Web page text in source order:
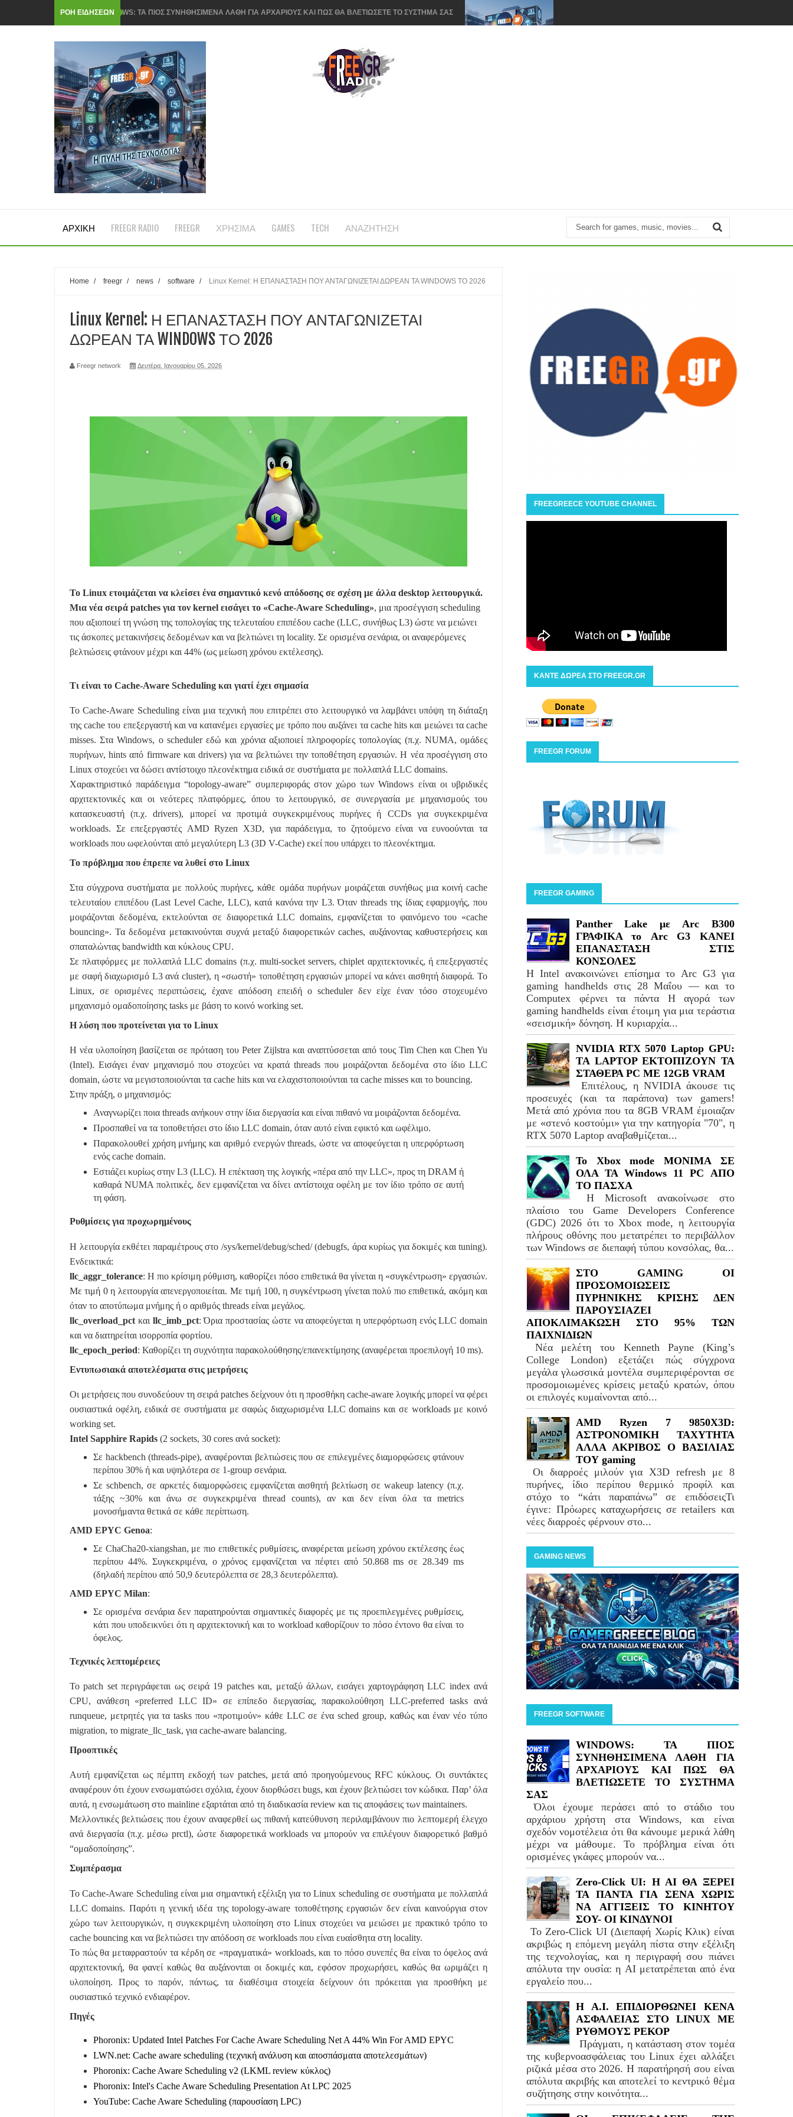
ΡΟΗ ΕΙΔΗΣΕΩΝTA FAKE NEWS ΣΤΟ ΔΙΑΔΙΚΤΥΟ ΚΟΙΝΟΠΟΙΟΥΝΤΑΙ ΑΠΟ ΧΡΗΣΤΕΣ-ΕΜΠΙΣΤΑ ΜΟΝΟ ΑΞΙΟΠΙΣΤΑ SITE
ΕΛΛΑΔΑ
FREEGR TIPS: ΑΦΙΑΙΡΕΣΤΕ ΤΙΣ ΑΧΡΗΣΤΕΣ ΕΦΑΡΜΟΓΕΣ ΣΤΟ ΚΙΝΗΤΟ ΓΙΑ ΝΑ ΓΙΝΕΙ ΠΙΟ ΓΡΗΓΟΡΟ
ΤΟ ΜΕΓΕΘΟΣ ΜΕΤΡΑΕΙ ΣΤΑ SMARTPHONES ΓΙΑ ΕΛΛΗΝΕΣ ΚΑΙ ΕΥΡΩΠΑΙΟΥΣ ΤΕΛΙΚΑ
Cloud έΕΝΑΝΤΙΟΝ offline:ΓΙΑΤΙ ΣΥΝΔΥΑΖΟΝΤΑΙ ΕΥΚΟΛΟΓΙΑ ΠΡΟΣΒΑΣΗΣ ΚΑΙ ΑΣΦΑΛΕΙΑ
Το Facebook ΣΚΕΦΤΕΤΑΙ ΤΟ ΕΝΔΕΧΟΜΕΝΟ ΝΑ ΜΕΤΑΤΡΑΠΕΙ ΣΕ … TikTok
ΠΩΣ ΜΠΟΡΟΥΝ ΝΑ ΚΛΕΨΟΥΝ ΤΗΝ ΤΑΥΤΟΤΗΤΑ ΤΟΥ ΠΑΙΔΙΟΥ ΣΑΣ ΣΕ GAMES ON LINE
Το Wi-Fi extender ΜΠΟΡΕΙ ΝΑ ΚΑΝΕΙ ΤΟ ΔΙΚΤΥΟ ΣΟΥ ΠΙΟ ΑΡΓΟ ΚΑΙ ΠΩΣ ΘΑ ΤΟ ΒΕΛΤΙΩΣΕΙΣ
ΜΗΝ ΧΡΗΣΙΜΟΠΟΙΕΙΣ ΤΟ ΚΙΝΗΤΟ ΟΤΑΝ ΦΟΡΤΙΖΕΙ-TIPS ΓΙΑ ΒΕΛΤΙΣΤΗ ΜΠΑΤΑΡΙΑ
ΗΡΘΕ ΤΟ ΤΕΛΟΣ ΤΩΝ influencers ΜΕ ΑΛΜΑΤΩΔΗ ΑΝΟΔΟ ΤΟΥ clipping ΣΤΟ INTERNET
FREEGR TIPS- ΤΙ ΝΑ ΚΑΝΕΤΕ ΑΝ ΤΟ LAPTOP ΖΕΣΤΑΙΝΕΤΑΙ ΤΟ ΚΑΛΟΚΑΙΡΙ
FREEGR TIPS - ΕΝΤΟΠΙΣΤΕ ΤΟ ΚΙΝΗΤΟ ΣΑΣ ΑΝ ΤΟ ΚΛΕΨΟΥΝ Ή ΑΝ ΤΟ ΧΑΣΕΤΕ
ΠΑΝΕΥΡΩΠΩΑΙΚΗ ΠΡΟΣΤΑΣΙΑ ΤΩΝ ΑΝΗΛΙΚΩΝ ΑΠΟ ΤΗΝ ΚΟΜΙΣΙΟΝ ΣΤΑ SOCIAL MEDIA
WINDOWS: ΤΑ ΠΙΟΣ ΣΥΝΗΘΗΣΙΜΕΝΑ ΛΑΘΗ ΓΙΑ ΑΡΧΑΡΙΟΥΣ ΚΑΙ ΠΩΣ ΘΑ ΒΛΕΤΙΩΣΕΤΕ ΤΟ ΣΥΣΤΗΜΑ ΣΑΣ
ΑΡΧΙΚΗ FREEGR RADIO FREEGR ΧΡΗΣΙΜΑ GAMES TECH ΑΝΑΖΗΤΗΣΗ
Home / freegr / news / software / Linux Kernel: Η ΕΠΑΝΑΣΤΑΣΗ ΠΟΥ ΑΝΤΑΓΩΝΙΖΕΤΑΙ ΔΩΡΕΑΝ ΤΑ WINDOWS ΤΟ 2026
Linux Kernel: Η ΕΠΑΝΑΣΤΑΣΗ ΠΟΥ ΑΝΤΑΓΩΝΙΖΕΤΑΙ
ΔΩΡΕΑΝ ΤΑ WINDOWS ΤΟ 2026
Freegr network Δευτέρα, Ιανουαρίου 05, 2026
Το Linux ετοιμάζεται να κλείσει ένα σημαντικό κενό απόδοσης σε σχέση με άλλα desktop λειτουργικά.
Μια νέα σειρά patches για τον kernel εισάγει το «Cache-Aware Scheduling», μια προσέγγιση scheduling
που αξιοποιεί τη γνώση της τοπολογίας της τελευταίου επιπέδου cache (LLC, συνήθως L3) ώστε να μειώνει
τις άσκοπες μετακινήσεις δεδομένων και να βελτιώνει τη locality. Σε ορισμένα σενάρια, οι αναφερόμενες
βελτιώσεις φτάνουν μέχρι και 44% (ως μείωση χρόνου εκτέλεσης).
Τι είναι το Cache-Aware Scheduling και γιατί έχει σημασία
Το Cache-Aware Scheduling είναι μια τεχνική που επιτρέπει στο λειτουργικό να λαμβάνει υπόψη τη διάταξη
της cache του επεξεργαστή και να κατανέμει εργασίες με τρόπο που αυξάνει τα cache hits και μειώνει τα cache
misses. Στα Windows, ο scheduler εδώ και χρόνια αξιοποιεί πληροφορίες τοπολογίας (π.χ. NUMA, ομάδες
πυρήνων, hints από firmware και drivers) για να βελτιώνει την τοποθέτηση εργασιών. Η νέα προσέγγιση στο
Linux στοχεύει να δώσει αντίστοιχο πλεονέκτημα ειδικά σε συστήματα με πολλαπλά LLC domains.
Χαρακτηριστικό παράδειγμα “topology-aware” συμπεριφοράς στον χώρο των Windows είναι οι υβριδικές
αρχιτεκτονικές και οι νεότερες πλατφόρμες, όπου το λειτουργικό, σε συνεργασία με μηχανισμούς του
κατασκευαστή (π.χ. drivers), μπορεί να προτιμά συγκεκριμένους πυρήνες ή CCDs για συγκεκριμένα
workloads. Σε επεξεργαστές AMD Ryzen X3D, για παράδειγμα, το ζητούμενο είναι να ευνοούνται τα
workloads που ωφελούνται από μεγαλύτερη L3 (3D V-Cache) εκεί που υπάρχει το πλεονέκτημα.
Το πρόβλημα που έπρεπε να λυθεί στο Linux
Στα σύγχρονα συστήματα με πολλούς πυρήνες, κάθε ομάδα πυρήνων μοιράζεται συνήθως μια κοινή cache
τελευταίου επιπέδου (Last Level Cache, LLC), κατά κανόνα την L3. Όταν threads της ίδιας εφαρμογής, που
μοιράζονται δεδομένα, εκτελούνται σε διαφορετικά LLC domains, εμφανίζεται το φαινόμενο του «cache
bouncing». Τα δεδομένα μετακινούνται συχνά μεταξύ διαφορετικών caches, αυξάνοντας καθυστερήσεις και
σπαταλώντας bandwidth και κύκλους CPU.
Σε πλατφόρμες με πολλαπλά LLC domains (π.χ. multi-socket servers, chiplet αρχιτεκτονικές, ή επεξεργαστές
με σαφή διαχωρισμό L3 ανά cluster), η «σωστή» τοποθέτηση εργασιών μπορεί να κάνει αισθητή διαφορά. Το
Linux, σε ορισμένες περιπτώσεις, έχανε απόδοση επειδή ο scheduler δεν είχε έναν τόσο στοχευμένο
μηχανισμό ομαδοποίησης tasks με βάση το κοινό working set.
Η λύση που προτείνεται για το Linux
Η νέα υλοποίηση βασίζεται σε πρόταση του Peter Zijlstra και αναπτύσσεται από τους Tim Chen και Chen Yu
(Intel). Εισάγει έναν μηχανισμό που στοχεύει να κρατά threads που μοιράζονται δεδομένα στο ίδιο LLC
domain, ώστε να μεγιστοποιούνται τα cache hits και να ελαχιστοποιούνται τα cache misses και το bouncing.
Στην πράξη, ο μηχανισμός:
Αναγνωρίζει ποια threads ανήκουν στην ίδια διεργασία και είναι πιθανό να μοιράζονται δεδομένα.
Προσπαθεί να τα τοποθετήσει στο ίδιο LLC domain, όταν αυτό είναι εφικτό και ωφέλιμο.
Παρακολουθεί χρήση μνήμης και αριθμό ενεργών threads, ώστε να αποφεύγεται η υπερφόρτωση
ενός cache domain.
Εστιάζει κυρίως στην L3 (LLC). Η επέκταση της λογικής «πέρα από την LLC», προς τη DRAM ή
καθαρά NUMA πολιτικές, δεν εμφανίζεται να δίνει αντίστοιχα οφέλη με τον ίδιο τρόπο σε αυτή
τη φάση.
Ρυθμίσεις για προχωρημένους
Η λειτουργία εκθέτει παραμέτρους στο /sys/kernel/debug/sched/(debugfs, άρα κυρίως για δοκιμές και tuning).
Ενδεικτικά:
llc_aggr_tolerance: Η πιο κρίσιμη ρύθμιση, καθορίζει πόσο επιθετικά θα γίνεται η «συγκέντρωση» εργασιών.
Με τιμή 0 η λειτουργία απενεργοποιείται. Με τιμή 100, η συγκέντρωση γίνεται πολύ πιο επιθετικά, ακόμη και
όταν το αποτύπωμα μνήμης ή ο αριθμός threads είναι μεγάλος.
llc_overload_pct και llc_imb_pct: Όρια προστασίας ώστε να αποφεύγεται η υπερφόρτωση ενός LLC domain
και να διατηρείται ισορροπία φορτίου.
llc_epoch_period: Καθορίζει τη συχνότητα παρακολούθησης/επανεκτίμησης (αναφέρεται προεπιλογή 10 ms).
Εντυπωσιακά αποτελέσματα στις μετρήσεις
Οι μετρήσεις που συνοδεύουν τη σειρά patches δείχνουν ότι η προσθήκη cache-aware λογικής μπορεί να φέρει
ουσιαστικά οφέλη, ειδικά σε συστήματα με σαφώς διαχωρισμένα LLC domains και σε workloads με κοινό
working set.
Intel Sapphire Rapids (2 sockets, 30 cores ανά socket):
Σε hackbench (threads-pipe), αναφέρονται βελτιώσεις που σε επιλεγμένες διαμορφώσεις φτάνουν
περίπου 30% ή και υψηλότερα σε 1-group σενάρια.
Σε schbench, σε αρκετές διαμορφώσεις εμφανίζεται αισθητή βελτίωση σε wakeup latency (π.χ.
τάξης ~30% και άνω σε συγκεκριμένα thread counts), αν και δεν είναι όλα τα metrics
μονοσήμαντα θετικά σε κάθε περίπτωση.
AMD EPYC Genoa:
Σε ChaCha20-xiangshan, με πιο επιθετικές ρυθμίσεις, αναφέρεται μείωση χρόνου εκτέλεσης έως
περίπου 44%. Συγκεκριμένα, ο χρόνος εμφανίζεται να πέφτει από 50.868 ms σε 28.349 ms
(δηλαδή περίπου από 50,9 δευτερόλεπτα σε 28,3 δευτερόλεπτα).
AMD EPYC Milan:
Σε ορισμένα σενάρια δεν παρατηρούνται σημαντικές διαφορές με τις προεπιλεγμένες ρυθμίσεις,
κάτι που υποδεικνύει ότι η αρχιτεκτονική και το workload καθορίζουν το πόσο έντονο θα είναι το
όφελος.
Τεχνικές λεπτομέρειες
Το patch set περιγράφεται ως σειρά 19 patches και, μεταξύ άλλων, εισάγει χαρτογράφηση LLC index ανά
CPU, ανάθεση «preferred LLC ID» σε επίπεδο διεργασίας, παρακολούθηση LLC-preferred tasks ανά
runqueue, μετρητές για τα tasks που «προτιμούν» κάθε LLC σε ένα sched group, καθώς και έναν νέο τύπο
migration, το migrate_llc_task, για cache-aware balancing.
Προοπτικές
Αυτή εμφανίζεται ως πέμπτη εκδοχή των patches, μετά από προηγούμενους RFC κύκλους. Οι συντάκτες
αναφέρουν ότι έχουν ενσωματώσει σχόλια, έχουν διορθώσει bugs, και έχουν βελτιώσει τον κώδικα. Παρ’ όλα
αυτά, η ενσωμάτωση στο mainline εξαρτάται από τη διαδικασία review και τις αποφάσεις των maintainers.
Μελλοντικές βελτιώσεις που έχουν αναφερθεί ως πιθανή κατεύθυνση περιλαμβάνουν πιο λεπτομερή έλεγχο
ανά διεργασία (π.χ. μέσωprctl), ώστε διαφορετικά workloads να μπορούν να επιλέγουν διαφορετικό βαθμό
“ομαδοποίησης”.
Συμπέρασμα
Το Cache-Aware Scheduling είναι μια σημαντική εξέλιξη για το Linux scheduling σε συστήματα με πολλαπλά
LLC domains. Παρότι η γενική ιδέα της topology-aware τοποθέτησης εργασιών δεν είναι καινούργια στον
χώρο των λειτουργικών, η συγκεκριμένη υλοποίηση στο Linux στοχεύει να μειώσει με πρακτικό τρόπο το
cache bouncing και να βελτιώσει την απόδοση σε workloads που είναι ευαίσθητα στη locality.
Το πώς θα μεταφραστούν τα κέρδη σε «πραγματικά» workloads, και το πόσο συνεπές θα είναι το όφελος ανά
αρχιτεκτονική, θα φανεί καθώς θα αυξάνονται οι δοκιμές και, εφόσον προχωρήσει, καθώς θα ωριμάζει η
υλοποίηση. Προς το παρόν, πάντως, τα διαθέσιμα στοιχεία δείχνουν ότι πρόκειται για προσθήκη με
ουσιαστικό τεχνικό ενδιαφέρον.
Πηγές
Phoronix: Updated Intel Patches For Cache Aware Scheduling Net A 44% Win For AMD EPYC
LWN.net: Cache aware scheduling (τεχνική ανάλυση και αποσπάσματα αποτελεσμάτων)
Phoronix: Cache Aware Scheduling v2 (LKML review κύκλος)
Phoronix: Intel's Cache Aware Scheduling Presentation At LPC 2025
YouTube: Cache Aware Scheduling (παρουσίαση LPC)
FREEGREECE YOUTUBE CHANNEL
ΚΑΝΤΕ ΔΩΡΕΑ ΣΤΟ FREEGR.GR
FREEGR FORUM
FREEGR GAMING
Panther Lake με Arc B300
ΓΡΑΦΙΚΑ το Arc G3 ΚΑΝΕΙ
ΕΠΑΝΑΣΤΑΣΗ ΣΤΙΣ
ΚΟΝΣΟΛΕΣ
Η Intel ανακοινώνει επίσημα το Arc G3 για
gaming handhelds στις 28 Μαΐου — και το
Computex φέρνει τα πάντα Η αγορά των
gaming handhelds είναι έτοιμη για μια τεράστια
«σεισμική» δόνηση. Η κυριαρχία...
NVIDIA RTX 5070 Laptop GPU:
TA LAPTOP ΕΚΤΟΠΙΖΟΥΝ ΤΑ
ΣΤΑΘΕΡΑ PC ME 12GB VRAM
Επιτέλους, η NVIDIA άκουσε τις
προσευχές (και τα παράπονα) των gamers!
Μετά από χρόνια που τα 8GB VRAM έμοιαζαν
με «στενό κοστούμι» για την κατηγορία "70", η
RTX 5070 Laptop αναβαθμίζεται...
Το Xbox mode ΜΟΝΙΜΑ ΣΕ
ΟΛΑ ΤΑ Windows 11 PC ΑΠΟ
ΤΟ ΠΑΣΧΑ
Η Microsoft ανακοίνωσε στο
πλαίσιο του Game Developers Conference
(GDC) 2026 ότι το Xbox mode, η λειτουργία
πλήρους οθόνης που μετατρέπει το περιβάλλον
των Windows σε διεπαφή τύπου κονσόλας, θα...
ΣΤΟ GAMING ΟΙ
ΠΡΟΣΟΜΟΙΩΣΕΙΣ
ΠΥΡΗΝΙΚΗΣ ΚΡΙΣΗΣ ΔΕΝ
ΠΑΡΟΥΣΙΑΖΕΙ
ΑΠΟΚΛΙΜΑΚΩΣΗ ΣΤΟ 95% ΤΩΝ
ΠΑΙΧΝΙΔΙΩΝ
Νέα μελέτη του Kenneth Payne (King’s
College London) εξετάζει πώς σύγχρονα
μεγάλα γλωσσικά μοντέλα συμπεριφέρονται σε
προσομοιωμένες κρίσεις μεταξύ κρατών, όπου
οι επιλογές κυμαίνονται από...
AMD Ryzen 7 9850X3D:
ΑΣΤΡΟΝΟΜΙΚΗ ΤΑΧΥΤΗΤΑ
ΑΛΛΑ ΑΚΡΙΒΟΣ Ο ΒΑΣΙΛΙΑΣ
ΤΟΥ gaming
Οι διαρροές μιλούν για X3D refresh με 8
πυρήνες, ίδιο περίπου θερμικό προφίλ και
στόχο το “κάτι παραπάνω” σε επιδόσειςΤι
έγινε: Πρόωρες καταχωρήσεις σε retailers και
νέες διαρροές φέρνουν στο...
GAMING NEWS
FREEGR SOFTWARE
WINDOWS: ΤΑ ΠΙΟΣ
ΣΥΝΗΘΗΣΙΜΕΝΑ ΛΑΘΗ ΓΙΑ
ΑΡΧΑΡΙΟΥΣ ΚΑΙ ΠΩΣ ΘΑ
ΒΛΕΤΙΩΣΕΤΕ ΤΟ ΣΥΣΤΗΜΑ
ΣΑΣ
Όλοι έχουμε περάσει από το στάδιο του
αρχάριου χρήστη στα Windows, και είναι
σχεδόν νομοτέλεια ότι θα κάνουμε μερικά λάθη
μέχρι να μάθουμε. Το πρόβλημα είναι ότι
ορισμένες γκάφες μπορούν να...
Zero-Click UI: H AI ΘΑ ΞΕΡΕΙ
ΤΑ ΠΑΝΤΑ ΓΙΑ ΣΕΝΑ ΧΩΡΙΣ
ΝΑ ΑΓΓΙΞΕΙΣ ΤΟ ΚΙΝΗΤΟΥ
ΣΟΥ- ΟΙ ΚΙΝΔΥΝΟΙ
Το Zero-Click UI (Διεπαφή Χωρίς Κλικ) είναι
ακριβώς η επόμενη μεγάλη πίστα στην εξέλιξη
της τεχνολογίας, και η περιγραφή σου πιάνει
απόλυτα την ουσία: η AI μετατρέπεται από ένα
εργαλείο που...
H A.I. ΕΠΙΔΙΟΡΘΩΝΕΙ ΚΕΝΑ
ΑΣΦΑΛΕΙΑΣ ΣΤΟ LINUΧ ΜΕ
ΡΥΘΜΟΥΣ ΡΕΚΟΡ
Πράγματι, η κατάσταση στον τομέα
της κυβερνοασφάλειας του Linux έχει αλλάξει
ριζικά μέσα στο 2026. Η παρατήρησή σου είναι
απόλυτα ακριβής και αποτελεί το κεντρικό θέμα
συζήτησης στην κοινότητα...